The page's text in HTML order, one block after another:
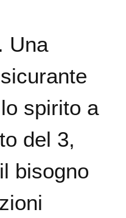
Una
spirito a
del 3,
bisogno